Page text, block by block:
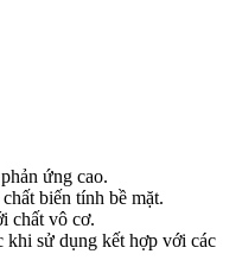
ứng cao.
biến tính bề mặt.
chất vô cơ.
khi sử dụng kết hợp với các